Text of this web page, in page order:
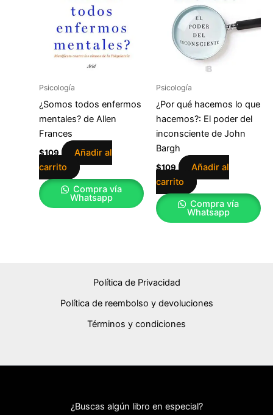
Psicología
¿Somos todos enfermos
mentales? de Allen
Frances
$109
Añadir al
carrito
Compra vía
Whatsapp
Psicología
¿Por qué hacemos lo que
hacemos?: El poder del
inconsciente de John
Bargh
$109
Añadir al
carrito
Compra vía
Whatsapp
Política de Privacidad
Política de reembolso y devoluciones
Términos y condiciones
¿Buscas algún libro en especial?